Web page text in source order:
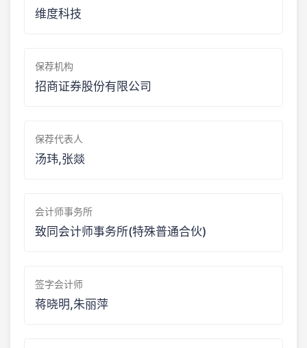
维度科技
保荐机构
招商证券股份有限公司
保荐代表人
汤玮,张燚
会计师事务所
致同会计师事务所(特殊普通合伙)
签字会计师
蒋晓明,朱丽萍